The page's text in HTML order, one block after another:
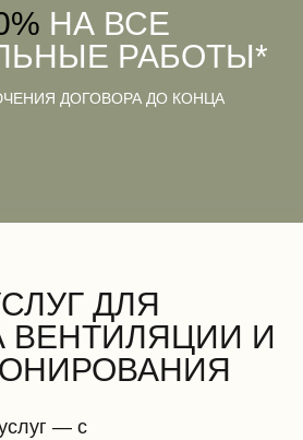
(демонтаж)
(демонтаж)
НА ВСЕ
РАБОТЫ*
ДОГОВОРА ДО КОНЦА
ДЛЯ
И
— с